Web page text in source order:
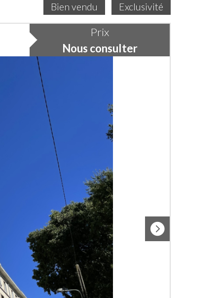
Bien vendu Exclusivité
Prix
Nous consulter